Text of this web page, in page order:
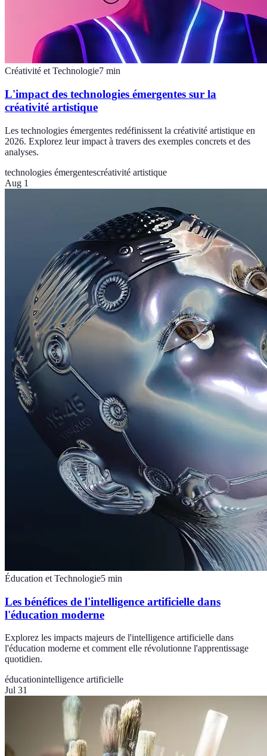
Créativité et Technologie7 min
L'impact des technologies émergentes sur la
créativité artistique
Les technologies émergentes redéfinissent la créativité artistique en
2026. Explorez leur impact à travers des exemples concrets et des
analyses.
technologies émergentescréativité artistique
Aug 1
Éducation et Technologie5 min
Les bénéfices de l'intelligence artificielle dans
l'éducation moderne
Explorez les impacts majeurs de l'intelligence artificielle dans
l'éducation moderne et comment elle révolutionne l'apprentissage
quotidien.
éducationintelligence artificielle
Jul 31